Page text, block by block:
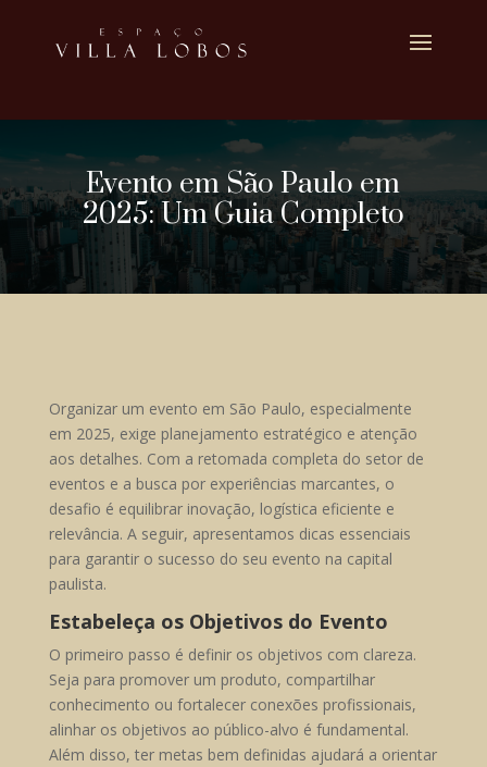
Evento em São Paulo em
2025: Um Guia Completo
Organizar um evento em São Paulo, especialmente
em 2025, exige planejamento estratégico e atenção
aos detalhes. Com a retomada completa do setor de
eventos e a busca por experiências marcantes, o
desafio é equilibrar inovação, logística eficiente e
relevância. A seguir, apresentamos dicas essenciais
para garantir o sucesso do seu evento na capital
paulista.
Estabeleça os Objetivos do Evento
O primeiro passo é definir os objetivos com clareza.
Seja para promover um produto, compartilhar
conhecimento ou fortalecer conexões profissionais,
alinhar os objetivos ao público-alvo é fundamental.
Além disso, ter metas bem definidas ajudará a orientar